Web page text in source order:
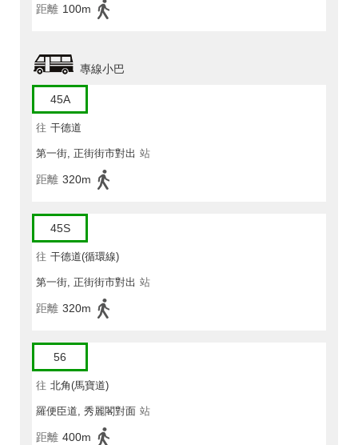
距離 100m
專線小巴
45A
往 干德道
第一街, 正街街市對出 站
距離 320m
45S
往 干德道(循環線)
第一街, 正街街市對出 站
距離 320m
56
往 北角(馬寶道)
羅便臣道, 秀麗閣對面 站
距離 400m